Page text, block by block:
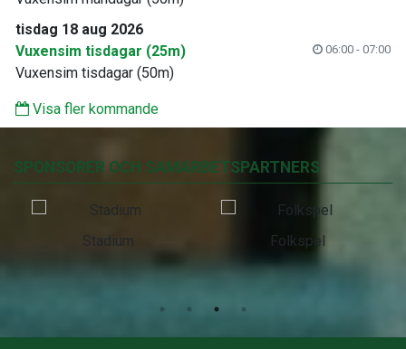
tisdag 18 aug 2026
Vuxensim tisdagar (25m)
06:00 - 07:00
Vuxensim tisdagar (50m)
Visa fler kommande
SPONSORER OCH SAMARBETSPARTNERS
Stadium Folkspel